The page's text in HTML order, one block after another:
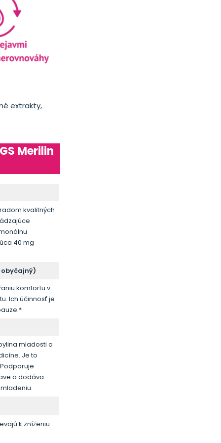
extrakty,
Merilin
kvalitných
40 mg
komfortu v
Ich účinnosť je
mladosti a
Je to
a dodáva
k zníženiu